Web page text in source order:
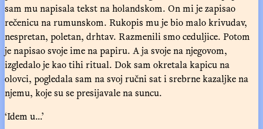
sam mu napisala tekst na holandskom. On mi je zapisao
rečenicu na rumunskom. Rukopis mu je bio malo krivudav,
nespretan, poletan, drhtav. Razmenili smo ceduljice. Potom
je napisao svoje ime na papiru. A ja svoje na njegovom,
izgledalo je kao tihi ritual. Dok sam okretala kapicu na
olovci, pogledala sam na svoj ručni sat i srebrne kazaljke na
njemu, koje su se presijavale na suncu.
‘Idem u…’